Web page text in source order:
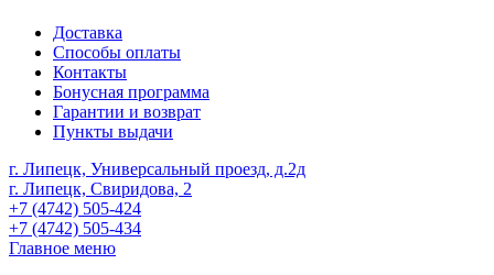
Доставка
Способы оплаты
Контакты
Бонусная программа
Гарантии и возврат
Пункты выдачи
г. Липецк, Универсальный проезд, д.2д
г. Липецк, Свиридова, 2
+7 (4742) 505-424
+7 (4742) 505-434
Главное меню